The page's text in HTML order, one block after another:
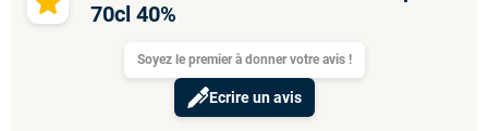
70cl 40%
Soyez le premier à donner votre avis !
Ecrire un avis